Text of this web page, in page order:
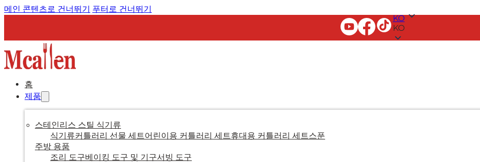
메인 콘텐츠로 건너뛰기 푸터로 건너뛰기
KO
KO
홈
제품
스테인리스 스틸 식기류
식기류커틀러리 선물 세트어린이용 커틀러리 세트휴대용 커틀러리 세트스푼
주방 용품
조리 도구베이킹 도구 및 기구서빙 도구